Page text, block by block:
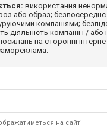
використання
або образ; безпосереднє
компаніями;
компанії і / або
на сторонні
на сайті